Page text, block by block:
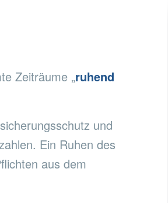
Zeiträume „ruhend
und
Ein Ruhen des
aus dem